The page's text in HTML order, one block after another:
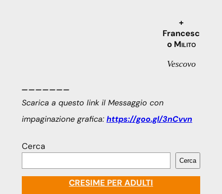
+
Francesc
oMilito
Vescovo
_______
Scarica a questo link il Messaggio con
impaginazione grafica: https://goo.gl/3nCvvn
Cerca
Cerca
CRESIME PER ADULTI